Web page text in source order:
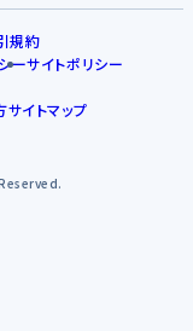
規約
ーサイトポリシー
サイトマップ